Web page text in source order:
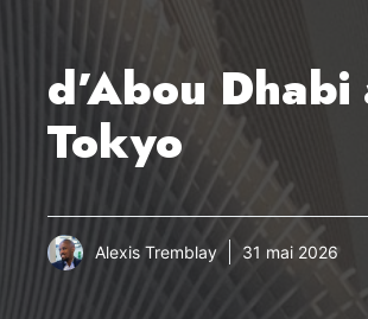
d’Abou Dhabi
Tokyo
Alexis Tremblay 31 mai 2026